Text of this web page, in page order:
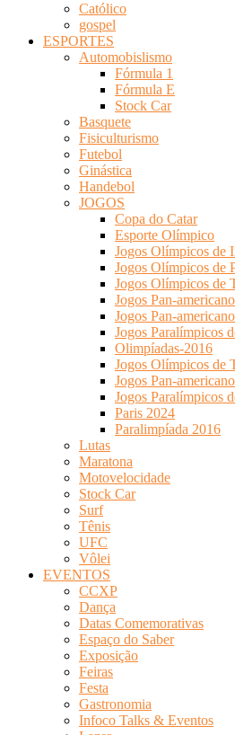
Católico
gospel
ESPORTES
Automobislismo
Fórmula 1
Fórmula E
Stock Car
Basquete
Fisiculturismo
Futebol
Ginástica
Handebol
JOGOS
Copa do Catar
Esporte Olímpico
Jogos Olímpicos de
Jogos Olímpicos de
Jogos Olímpicos de
Jogos Pan-
Jogos Pan-
Jogos Paralímpicos
Olimpíadas-2016
Jogos Olímpicos de
Jogos Pan-
Jogos Paralímpicos
Paris 2024
Paralimpíada 2016
Lutas
Maratona
Motovelocidade
Stock Car
Surf
Tênis
UFC
Vôlei
EVENTOS
CCXP
Dança
Datas Comemorativas
Espaço do Saber
Exposição
Feiras
Festa
Gastronomia
Infoco Talks & Eventos